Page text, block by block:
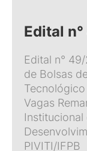
Edital
Edital n°
de Bolsas
Vagas
Institucional
PIVITI/IFPB